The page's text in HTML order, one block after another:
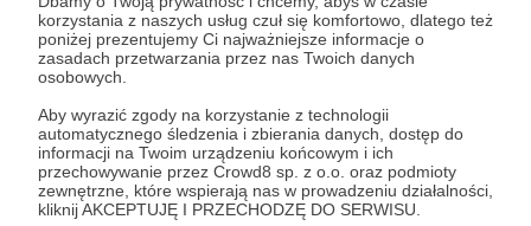
korzystania z naszych usług czuł się komfortowo, dlatego też
poniżej prezentujemy Ci najważniejsze informacje o
zasadach przetwarzania przez nas Twoich danych
osobowych.
Aby wyrazić zgody na korzystanie z technologii
automatycznego śledzenia i zbierania danych, dostęp do
informacji na Twoim urządzeniu końcowym i ich
przechowywanie przez Crowd8 sp. z o.o. oraz podmioty
zewnętrzne, które wspierają nas w prowadzeniu działalności,
kliknij AKCEPTUJĘ I PRZECHODZĘ DO SERWISU.
Zapamiętaj mnie Zapomniałeś hasła?
Zaloguj